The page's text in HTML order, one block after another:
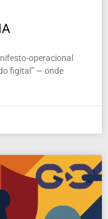
operacional
figital” — onde